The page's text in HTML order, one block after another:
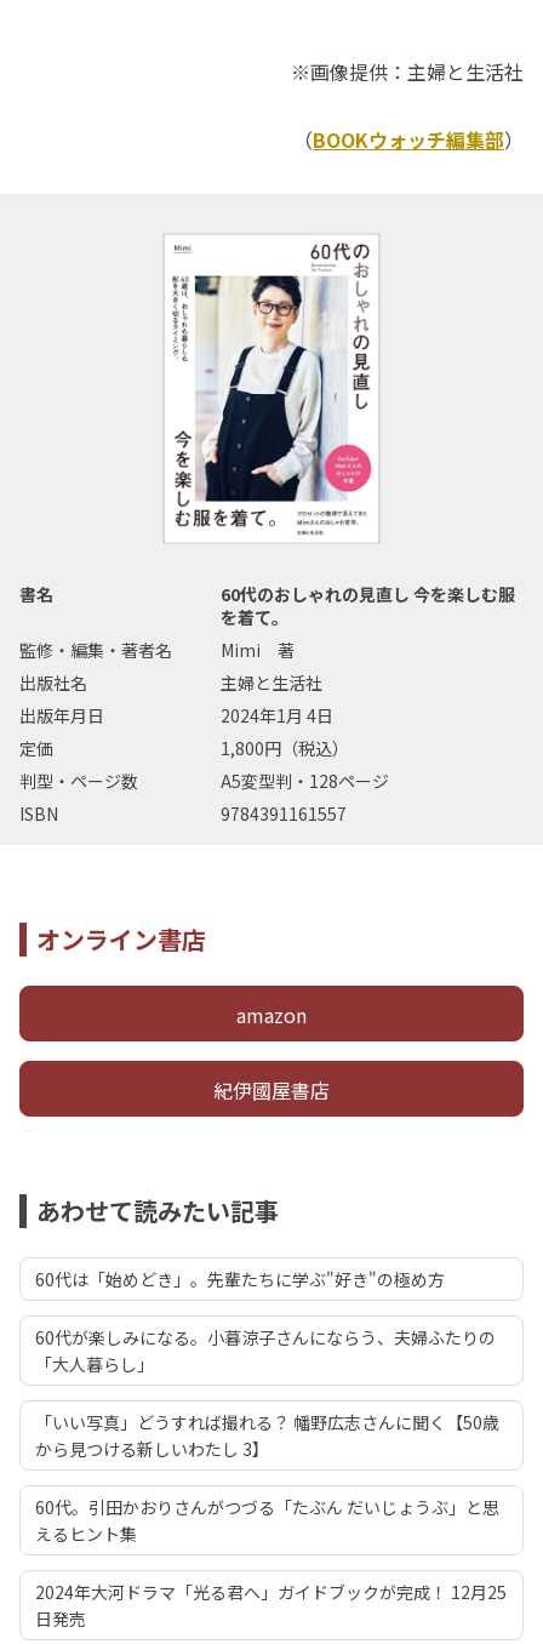
※画像提供：主婦と生活社
（BOOKウォッチ編集部）
書名
60代のおしゃれの見直し 今を楽しむ服
を着て。
監修・編集・著者名
Mimi 著
出版社名
主婦と生活社
出版年月日
2024年1月 4日
定価
1,800円（税込）
判型・ページ数
A5変型判・128ページ
ISBN
9784391161557
オンライン書店
amazon
紀伊國屋書店
あわせて読みたい記事
60代は「始めどき」。先輩たちに学ぶ"好き"の極め方
60代が楽しみになる。小暮涼子さんにならう、夫婦ふたりの
「大人暮らし」
「いい写真」どうすれば撮れる？ 幡野広志さんに聞く【50歳
から見つける新しいわたし 3】
60代。引田かおりさんがつづる「たぶん だいじょうぶ」と思
えるヒント集
2024年大河ドラマ「光る君へ」ガイドブックが完成！ 12月25
日発売